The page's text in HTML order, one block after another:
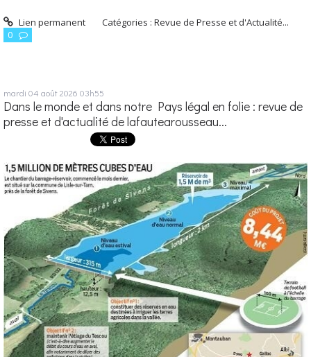
Lien permanent Catégories :Revue de Presse et d'Actualité...
0
mardi 04 août 2026 03h55
Dans le monde et dans notre Pays légal en folie : revue de
presse et d'actualité de lafautearousseau...